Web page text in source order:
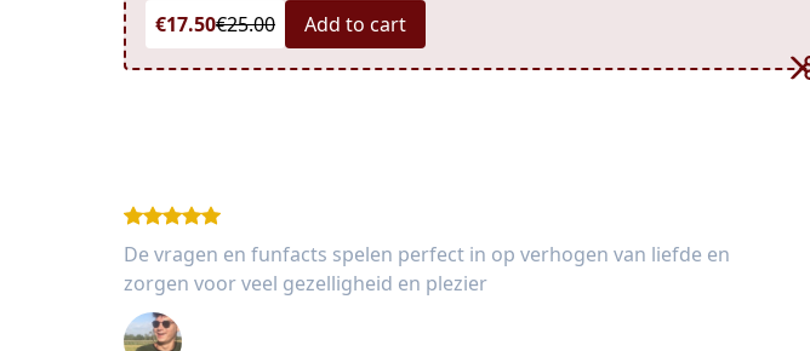
€17.50€25.00 Add to cart
De vragen en funfacts spelen perfect in op verhogen van liefde en
zorgen voor veel gezelligheid en plezier